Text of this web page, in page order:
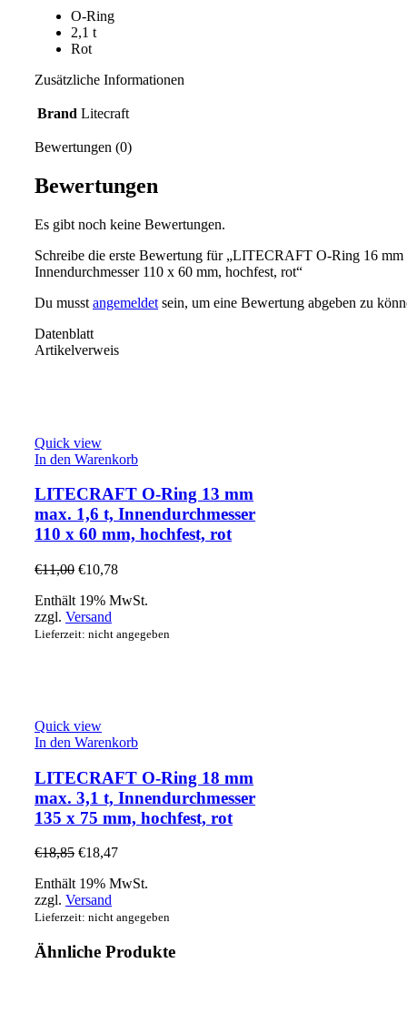
O-Ring
2,1 t
Rot
Zusätzliche Informationen
Brand Litecraft
Bewertungen (0)
Bewertungen
Es gibt noch keine Bewertungen.
Schreibe die erste Bewertung für „LITECRAFT O-Ring 16 mm
Innendurchmesser 110 x 60 mm, hochfest, rot“
Du musst angemeldet sein, um eine Bewertung abgeben zu
Datenblatt
Artikelverweis
Quick view
In den Warenkorb
LITECRAFT O-Ring 13 mm
max. 1,6 t, Innendurchmesser
110 x 60 mm, hochfest, rot
€11,00 €10,78
Enthält 19% MwSt.
zzgl. Versand
Lieferzeit: nicht angegeben
Quick view
In den Warenkorb
LITECRAFT O-Ring 18 mm
max. 3,1 t, Innendurchmesser
135 x 75 mm, hochfest, rot
€18,85 €18,47
Enthält 19% MwSt.
zzgl. Versand
Lieferzeit: nicht angegeben
Ähnliche Produkte